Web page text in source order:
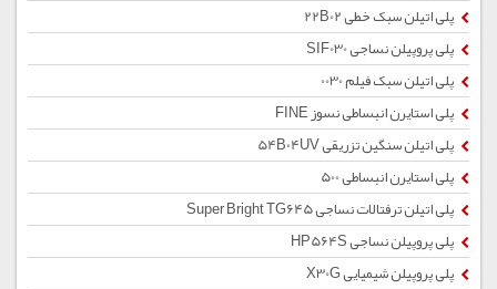
پلی اتیلن سبک خطی 22B02
پلی پروپیلن نساجی SIF030
پلی اتیلن سبک فیلم 0030
پلی استایرن انبساطی نسوز FINE
پلی اتیلن سنگین تزریقی 54B04UV
پلی استایرن انبساطی 500
پلی اتیلن ترفتالات نساجی Super Bright TG645
پلی پروپیلن نساجی HP564S
پلی پروپیلن شیمیایی X30G